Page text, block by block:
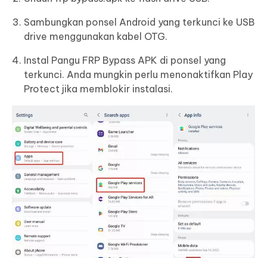
Sambungkan ponsel Android yang terkunci ke USB
drive menggunakan kabel OTG.
Instal Pangu FRP Bypass APK di ponsel yang
terkunci. Anda mungkin perlu menonaktifkan Play
Protect jika memblokir instalasi.